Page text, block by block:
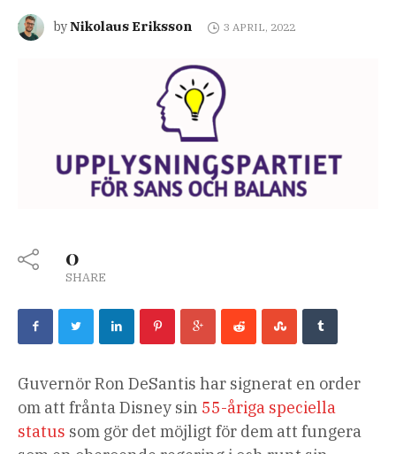
byNikolaus Eriksson 3 APRIL, 2022
0
SHARE
Guvernör Ron DeSantis har signerat en order
om att frånta Disney sin 55-åriga speciella
status som gör det möjligt för dem att fungera